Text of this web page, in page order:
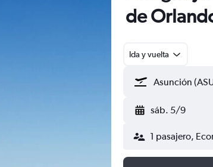
de
Ida y vuelta
sáb. 5/9
1 pasajero,